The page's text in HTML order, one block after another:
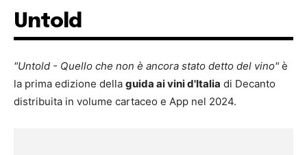
Untold
"Untold - Quello che non è ancora stato detto del vino" è
la prima edizione della guida ai vini d'Italia di Decanto
distribuita in volume cartaceo e App nel 2024.